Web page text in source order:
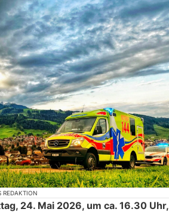
REDAKTION
24. Mai 2026, um ca. 16.30 Uhr,